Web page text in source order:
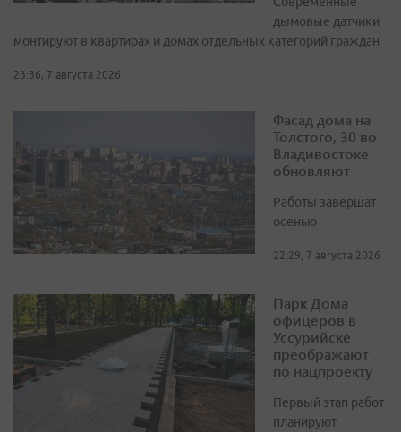
дымовые датчики
монтируют в квартирах и домах отдельных категорий граждан
23:36, 7 августа 2026
Фасад дома на
Толстого, 30 во
Владивостоке
обновляют
Работы завершат
осенью
22:29, 7 августа 2026
Парк Дома
офицеров в
Уссурийске
преображают
по нацпроекту
Первый этап работ
планируют